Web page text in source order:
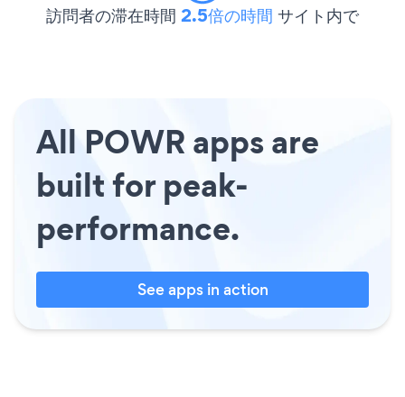
訪問者の滞在時間 2.5倍の時間 サイト内で
All POWR apps are
built for peak-
performance.
See apps in action